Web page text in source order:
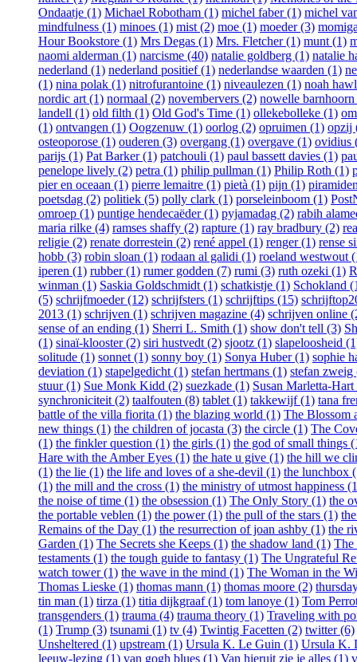
Ondaatje (1) Michael Robotham (1) michel faber (1) michel
mindfulness (1) minoes (1) mist (2) moe (1) moeder (3)
Hour Bookstore (1) Mrs Degas (1) Mrs. Fletcher (1) munt (1)
naomi alderman (1) narcisme (40) natalie goldberg (1) natalie
nederland (1) nederland positief (1) nederlandse waarden (1)
(1) nina polak (1) nitrofurantoine (1) niveaulezen (1) noah
nordic art (1) normaal (2) novembervers (2) nowelle
landell (1) old filth (1) Old God's Time (1) ollekebolleke (1)
(1) ontvangen (1) Oogzenuw (1) oorlog (2) opruimen (1) opzij
osteoporose (1) ouderen (3) overgang (1) overgave (1) ovidius
parijs (1) Pat Barker (1) patchouli (1) paul bassett davies (1)
penelope lively (2) petra (1) philip pullman (1) Philip Roth (1)
pier en oceaan (1) pierre lemaitre (1) pietà (1) pijn (1)
poetsdag (2) politiek (5) polly clark (1) porseleinboom (1)
omroep (1) puntige hendecaëder (1) pyjamadag (2) rabih
maria rilke (4) ramses shaffy (2) rapture (1) ray bradbury (2)
religie (2) renate dorrestein (2) rené appel (1) renger (1) rense
hobb (3) robin sloan (1) rodaan al galidi (1) roeland westwout
iperen (1) rubber (1) rumer godden (7) rumi (3) ruth ozeki (1)
winman (1) Saskia Goldschmidt (1) schatkistje (1) Schokland
(5) schrijfmoeder (12) schrijfsters (1) schrijftips (15)
2013 (1) schrijven (1) schrijven magazine (4) schrijven online
sense of an ending (1) Sherri L. Smith (1) show don't tell (3)
(1) sinaï-klooster (2) siri hustvedt (2) sjootz (1) slapeloosheid
solitude (1) sonnet (1) sonny boy (1) Sonya Huber (1) sophie
deviation (1) stapelgedicht (1) stefan hertmans (1) stefan zweig
stuur (1) Sue Monk Kidd (2) suezkade (1) Susan Marletta-Hart
synchroniciteit (2) taalfouten (8) tablet (1) takkewijf (1) tana
battle of the villa fiorita (1) the blazing world (1) The Blossom
new things (1) the children of jocasta (3) the circle (1) The
(1) the finkler question (1) the girls (1) the god of small things
Hare with the Amber Eyes (1) the hate u give (1) the hill we
(1) the lie (1) the life and loves of a she-devil (1) the lunchbox
(1) the mill and the cross (1) the ministry of utmost happiness
the noise of time (1) the obsession (1) The Only Story (1) the
the portable veblen (1) the power (1) the pull of the stars (1)
Remains of the Day (1) the resurrection of joan ashby (1) the
Garden (1) The Secrets she Keeps (1) the shadow land (1) The
testaments (1) the tough guide to fantasy (1) The Ungrateful
watch tower (1) the wave in the mind (1) The Woman in the
Thomas Lieske (1) thomas mann (1) thomas moore (2)
tin man (1) tirza (1) titia dijkgraaf (1) tom lanoye (1) Tom
transgenders (1) trauma (4) trauma theory (1) Traveling with
(1) Trump (3) tsunami (1) tv (4) Twintig Facetten (2) twitter (6)
Unsheltered (1) upstream (1) Ursula K. Le Guin (1) Ursula K.
leeuw-lezing (1) van gogh blues (1) Van hieruit zie je alles (1)